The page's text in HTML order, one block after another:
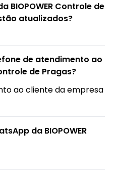
BIOPOWER Controle de
atualizados?
de atendimento ao
de Pragas?
ao cliente da empresa
da BIOPOWER